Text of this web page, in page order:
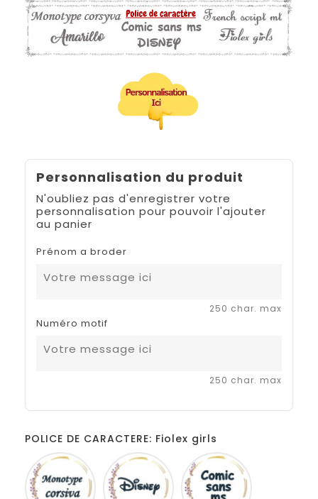
Personnalisation du produit
N'oubliez pas d'enregistrer votre
personnalisation pour pouvoir l'ajouter
au panier
Prénom a broder
250 char. max
Numéro motif
250 char. max
POLICE DE CARACTERE: Fiolex girls
Monotype
corsiva
Disney